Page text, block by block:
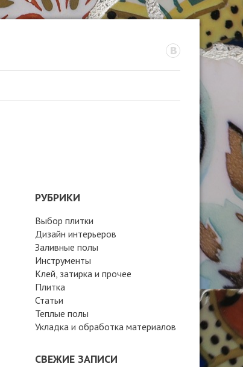
РУБРИКИ
Выбор плитки
Дизайн интерьеров
Заливные полы
Инструменты
Клей, затирка и прочее
Плитка
Статьи
Теплые полы
Укладка и обработка материалов
СВЕЖИЕ ЗАПИСИ